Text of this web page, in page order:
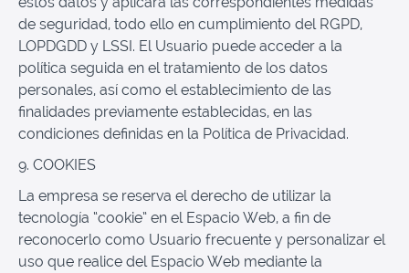
de seguridad, todo ello en cumplimiento del RGPD,
LOPDGDD y LSSI. El Usuario puede acceder a la
política seguida en el tratamiento de los datos
personales, así como el establecimiento de las
finalidades previamente establecidas, en las
condiciones definidas en la Política de Privacidad.
9. COOKIES
La empresa se reserva el derecho de utilizar la
tecnología “cookie” en el Espacio Web, a fin de
reconocerlo como Usuario frecuente y personalizar el
uso que realice del Espacio Web mediante la